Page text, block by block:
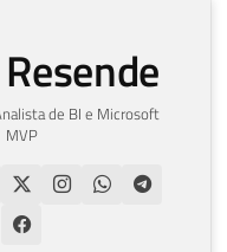
de BI e Microsoft
MVP